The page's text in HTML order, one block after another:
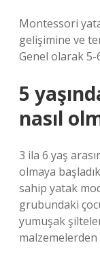
Montessori
gelişimine ve
Genel olarak 5-
5
nasıl
3 ila 6 yaş
olmaya
sahip yatak
grubundaki
yumuşak
malzemelerden